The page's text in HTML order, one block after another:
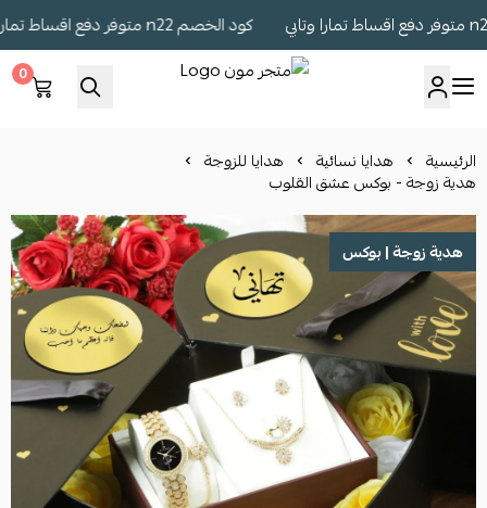
كود الخصم n22 متوفر دفع اقساط تمارا وتابي
0
الرئيسية هدايا نسائية هدايا للزوجة
هدية زوجة - بوكس عشق القلوب
هدية زوجة | بوكس